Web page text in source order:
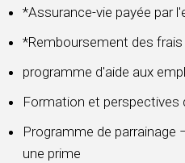
*Assurance-vie payée par
*Remboursement des
programme d'aide aux
Formation et perspectives
Programme de parrainage
une prime